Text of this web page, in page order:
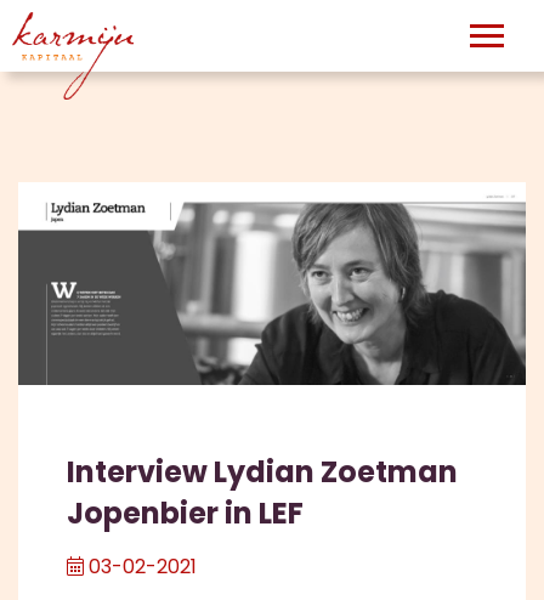
Interview Lydian Zoetman
Jopenbier in LEF
03-02-2021